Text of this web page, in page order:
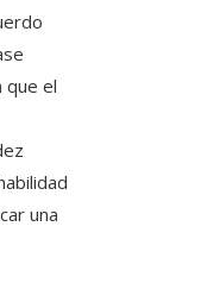
que el
una